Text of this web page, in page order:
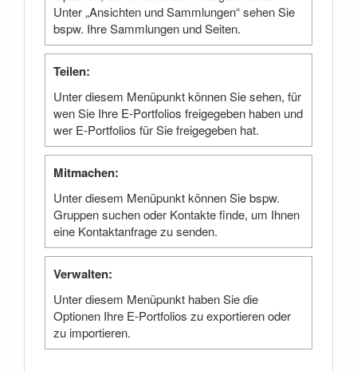
Unter „Ansichten und Sammlungen“ sehen Sie
bspw. Ihre Sammlungen und Seiten.
Teilen:
Unter diesem Menüpunkt können Sie sehen, für
wen Sie Ihre E-Portfolios freigegeben haben und
wer E-Portfolios für Sie freigegeben hat.
Mitmachen:
Unter diesem Menüpunkt können Sie bspw.
Gruppen suchen oder Kontakte finde, um Ihnen
eine Kontaktanfrage zu senden.
Verwalten:
Unter diesem Menüpunkt haben Sie die
Optionen Ihre E-Portfolios zu exportieren oder
zu importieren.